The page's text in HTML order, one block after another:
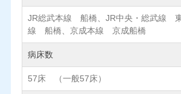
JR総武本線 船橋、JR中央・総武線
線 船橋、京成本線 京成船橋
病床数
57床 （一般57床）